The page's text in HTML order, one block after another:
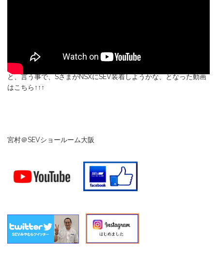
と、言う事で、SさまがNSXにSEV装着しようかな、となった動画
はこちら↑↑↑
宮村＠SEVショールーム大阪